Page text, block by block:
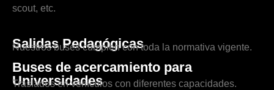
scout, etc.
Salidas Pedagógicas
Nuestros buses cumplen con toda la normativa vigente.
Buses de acercamiento para
Universidades
Traslados en vehículos con diferentes capacidades.